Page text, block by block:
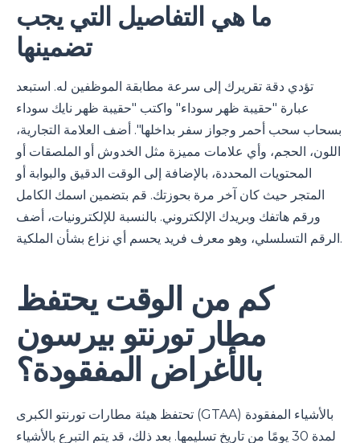
ما هي التفاصيل التي يجب
تضمينها
تؤدي دقة تقريرك إلى سرعة مطابقة الموظفين له. استبعد
عبارة "حقيبة ظهر سوداء" واكتب "حقيبة ظهر نايك سوداء
بسحاب سحب أحمر وجواز سفر بداخلها". أضف العلامة التجارية،
اللون، الحجم، وأي علامات مميزة مثل الخدوش أو الملصقات أو
المحتويات المحددة، بالإضافة إلى الوقت الدقيق والبوابة أو
المتجر حيث كان آخر مرة بحوزتك. قم بتضمين اسمك الكامل
ورقم هاتفك وبريدك الإلكتروني. بالنسبة للإلكترونيات، أضف
الرقم التسلسلي، وهو معرف فريد يحسم أي نزاع بشأن الملكية.
كم من الوقت يحتفظ
مطار تورنتو بيرسون
بالأغراض المفقودة؟
تحتفظ هيئة مطارات تورنتو الكبرى (GTAA) بالأشياء المفقودة
لمدة 30 يومًا من تاريخ تسليمها. بعد ذلك، قد يتم التبرع بالأشياء